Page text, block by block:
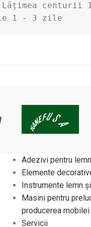
centurii
1 - 3 zile
Adezivi pentru
Elemente
Instrumente lemn
Masini pentru
producerea mobilei
Servicii